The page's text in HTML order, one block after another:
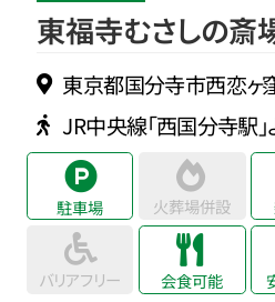
東福寺むさしの斎
東京都国分寺市西恋ヶ
JR中央線「西国分寺駅
駐車場 火葬場併設
バリアフリー 会食可能